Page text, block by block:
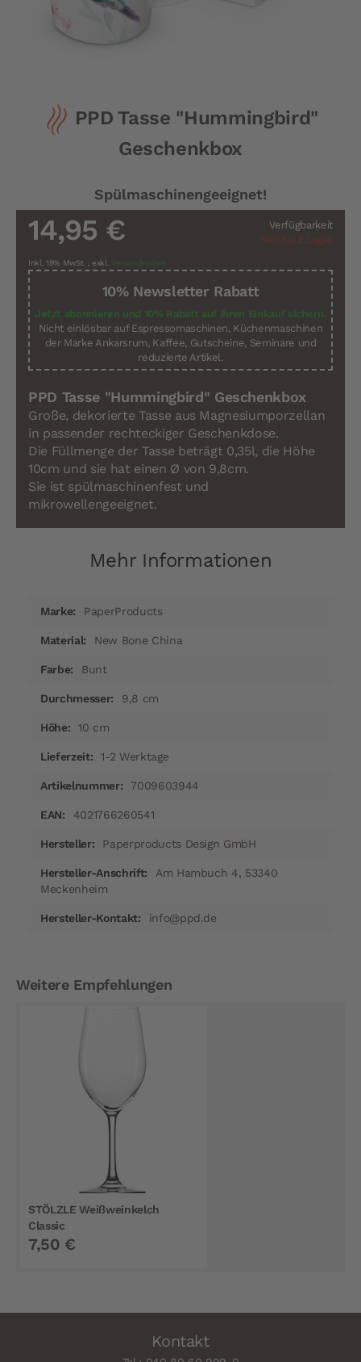
PPD Tasse "Hummingbird"
Geschenkbox
Spülmaschinengeeignet!
Verfügbarkeit
Nicht auf Lager
14,95 €
Inkl. 19% MwSt. , exkl. Versandkosten
10% Newsletter Rabatt
Jetzt abonnieren und 10% Rabatt auf Ihren Einkauf sichern.
Nicht einlösbar auf Espressomaschinen, Küchenmaschinen
der Marke Ankarsrum, Kaffee, Gutscheine, Seminare und
reduzierte Artikel.
PPD Tasse "Hummingbird" Geschenkbox
Große, dekorierte Tasse aus Magnesiumporzellan
in passender rechteckiger Geschenkdose.
Die Füllmenge der Tasse beträgt 0,35l, die Höhe
10cm und sie hat einen Ø von 9,8cm.
Sie ist spülmaschinenfest und
mikrowellengeeignet.
Mehr Informationen
InformationenPaperProducts
New Bone China
Bunt
9,8 cm
10 cm
1-2 Werktage
7009603944
4021766260541
Paperproducts Design GmbH
Am Hambuch 4, 53340
Meckenheim
info@ppd.de
Weitere Empfehlungen
STÖLZLE Weißweinkelch
Classic
7,50 €
Kontakt